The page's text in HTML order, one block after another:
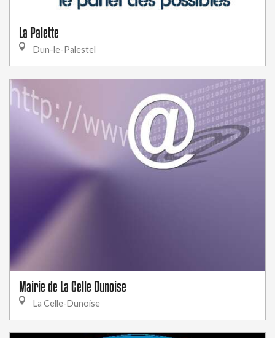
La Palette
Dun-le-Palestel
Mairie de La Celle Dunoise
La Celle-Dunoise